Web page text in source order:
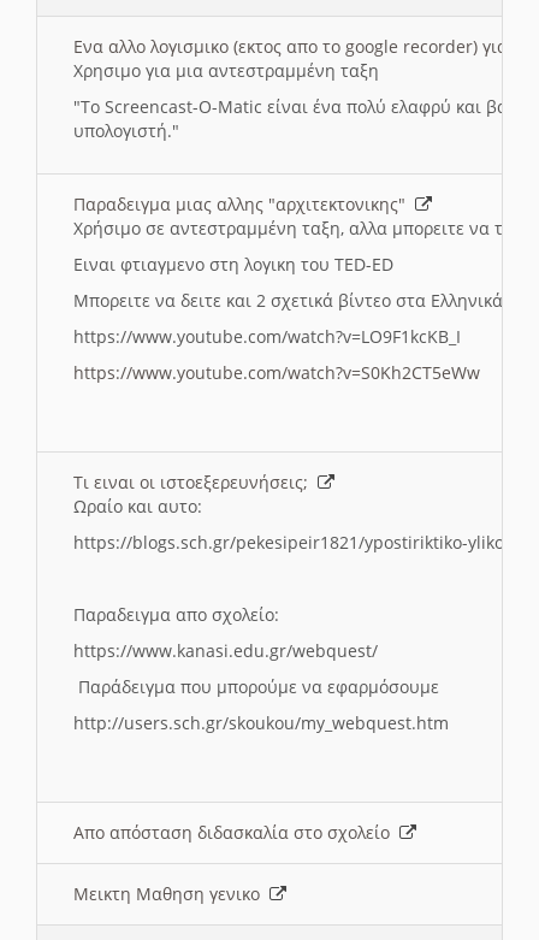
Ενα αλλο λογισμικο (εκτος απο το google recorder) για
Χρησιμο για μια αντεστραμμένη ταξη
"To Screencast-O-Matic είναι ένα πολύ ελαφρύ και
υπολογιστή."
Παραδειγμα μιας αλλης "αρχιτεκτονικης"
Χρήσιμο σε αντεστραμμένη ταξη, αλλα μπορειτε να το
Ειναι φτιαγμενο στη λογικη του TED-ED
Μπορειτε να δειτε και 2 σχετικά βίντεο στα Ελληνικά:
https://www.youtube.com/watch?v=LO9F1kcKB_I
https://www.youtube.com/watch?v=S0Kh2CT5eWw
Τι ειναι οι ιστοεξερευνήσεις;
Ωραίο και αυτο:
https://blogs.sch.gr/pekesipeir1821/ypostiriktiko-yliko/
Παραδειγμα απο σχολείο:
https://www.kanasi.edu.gr/webquest/
Παράδειγμα που μπορούμε να εφαρμόσουμε
http://users.sch.gr/skoukou/my_webquest.htm
Απο απόσταση διδασκαλία στο σχολείο
Μεικτη Μαθηση γενικο